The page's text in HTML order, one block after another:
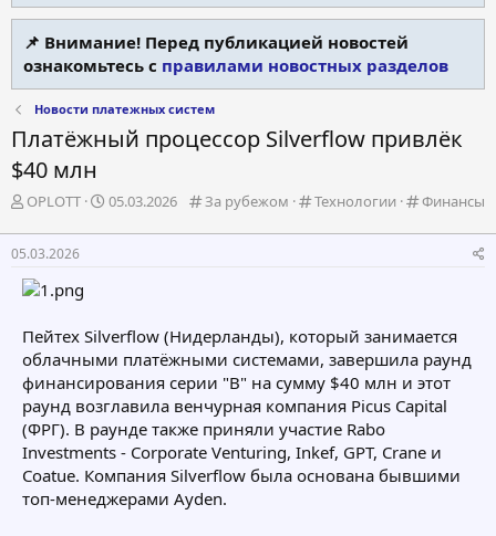
📌 Внимание! Перед публикацией новостей
ознакомьтесь с правилами новостных разделов
Новости платежных систем
Платёжный процессор Silverflow привлёк
$40 млн
К
т
и
я
За рубежом
К
т
и
я
Технологии
К
т
и
я
Финансы
А
т
о
р
т
м
ы
OPLOTT
Д
т
а
л
а
05.03.2026
05.03.2026
Пейтех Silverflow (Нидерланды), который занимается
облачными платёжными системами, завершила раунд
финансирования серии "B" на сумму $40 млн и этот
раунд возглавила венчурная компания Picus Capital
(ФРГ). В раунде также приняли участие Rabo
Investments - Corporate Venturing, Inkef, GPT, Crane и
Coatue. Компания Silverflow была основана бывшими
топ-менеджерами Ayden.